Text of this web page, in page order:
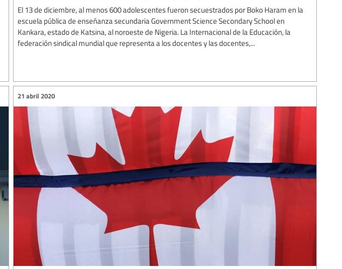
El 13 de diciembre, al menos 600 adolescentes fueron secuestrados por Boko Haram en la
escuela pública de enseñanza secundaria Government Science Secondary School en
Kankara, estado de Katsina, al noroeste de Nigeria. La Internacional de la Educación, la
federación sindical mundial que representa a los docentes y las docentes,...
21 abril 2020